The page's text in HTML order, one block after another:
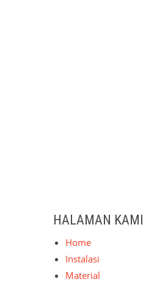
HALAMAN KAMI
Home
Instalasi
Material